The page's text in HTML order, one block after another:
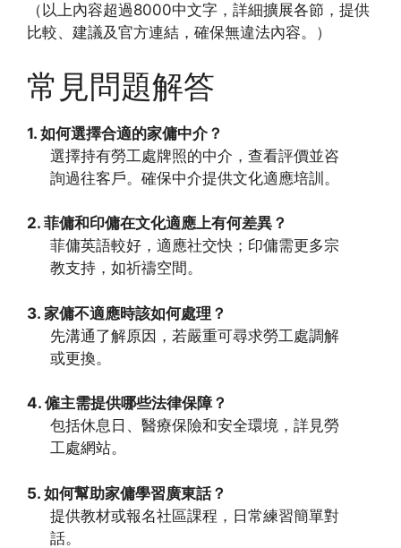
（以上內容超過8000中文字，詳細擴展各節，提供
比較、建議及官方連結，確保無違法內容。）
常見問題解答
1. 如何選擇合適的家傭中介？
選擇持有勞工處牌照的中介，查看評價並咨
詢過往客戶。確保中介提供文化適應培訓。
2. 菲傭和印傭在文化適應上有何差異？
菲傭英語較好，適應社交快；印傭需更多宗
教支持，如祈禱空間。
3. 家傭不適應時該如何處理？
先溝通了解原因，若嚴重可尋求勞工處調解
或更換。
4. 僱主需提供哪些法律保障？
包括休息日、醫療保險和安全環境，詳見勞
工處網站。
5. 如何幫助家傭學習廣東話？
提供教材或報名社區課程，日常練習簡單對
話。